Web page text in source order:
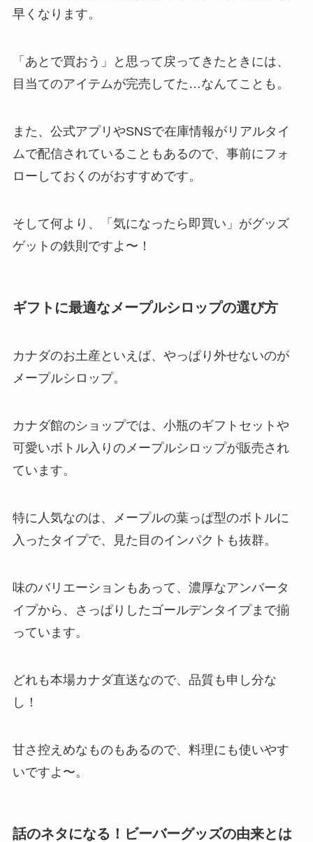
早くなります。
「あとで買おう」と思って戻ってきたときには、
目当てのアイテムが完売してた…なんてことも。
また、公式アプリやSNSで在庫情報がリアルタイ
ムで配信されていることもあるので、事前にフォ
ローしておくのがおすすめです。
そして何より、「気になったら即買い」がグッズ
ゲットの鉄則ですよ〜！
ギフトに最適なメープルシロップの選び方
カナダのお土産といえば、やっぱり外せないのが
メープルシロップ。
カナダ館のショップでは、小瓶のギフトセットや
可愛いボトル入りのメープルシロップが販売され
ています。
特に人気なのは、メープルの葉っぱ型のボトルに
入ったタイプで、見た目のインパクトも抜群。
味のバリエーションもあって、濃厚なアンバータ
イプから、さっぱりしたゴールデンタイプまで揃
っています。
どれも本場カナダ直送なので、品質も申し分な
し！
甘さ控えめなものもあるので、料理にも使いやす
いですよ〜。
話のネタになる！ビーバーグッズの由来とは